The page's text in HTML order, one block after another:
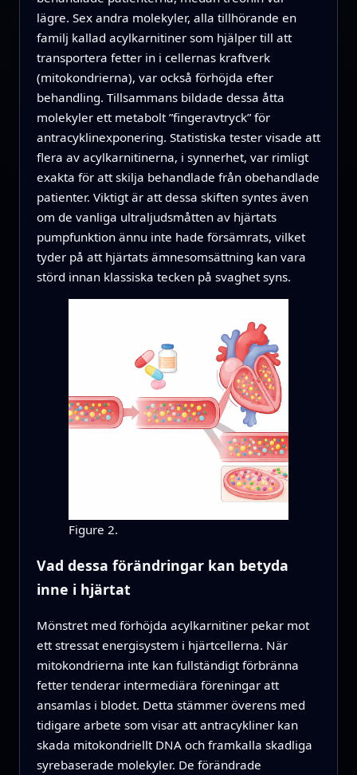
lägre. Sex andra molekyler, alla tillhörande en
familj kallad acylkarnitiner som hjälper till att
transportera fetter in i cellernas kraftverk
(mitokondrierna), var också förhöjda efter
behandling. Tillsammans bildade dessa åtta
molekyler ett metabolt ”fingeravtryck” för
antracyklinexponering. Statistiska tester visade att
flera av acylkarnitinerna, i synnerhet, var rimligt
exakta för att skilja behandlade från obehandlade
patienter. Viktigt är att dessa skiften syntes även
om de vanliga ultraljudsmåtten av hjärtats
pumpfunktion ännu inte hade försämrats, vilket
tyder på att hjärtats ämnesomsättning kan vara
störd innan klassiska tecken på svaghet syns.
Figure 2.
Vad dessa förändringar kan betyda
inne i hjärtat
Mönstret med förhöjda acylkarnitiner pekar mot
ett stressat energisystem i hjärtcellerna. När
mitokondrierna inte kan fullständigt förbränna
fetter tenderar intermediära föreningar att
ansamlas i blodet. Detta stämmer överens med
tidigare arbete som visar att antracykliner kan
skada mitokondriellt DNA och framkalla skadliga
syrebaserade molekyler. De förändrade